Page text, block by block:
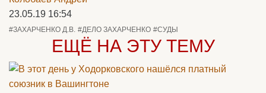
23.05.19 16:54
#ЗАХАРЧЕНКО Д.В. #ДЕЛО ЗАХАРЧЕНКО #СУДЫ
ЕЩЁ НА ЭТУ ТЕМУ